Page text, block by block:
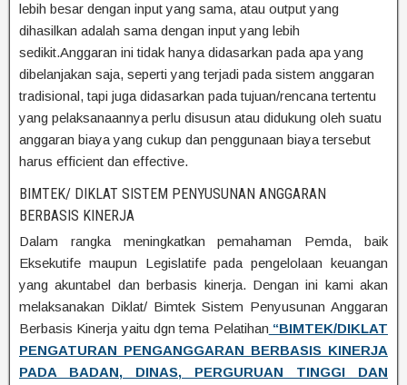
lebih besar dengan input yang sama, atau output yang
dihasilkan adalah sama dengan input yang lebih
sedikit.Anggaran ini tidak hanya didasarkan pada apa yang
dibelanjakan saja, seperti yang terjadi pada sistem anggaran
tradisional, tapi juga didasarkan pada tujuan/rencana tertentu
yang pelaksanaannya perlu disusun atau didukung oleh suatu
anggaran biaya yang cukup dan penggunaan biaya tersebut
harus efficient dan effective.
BIMTEK/ DIKLAT SISTEM PENYUSUNAN ANGGARAN
BERBASIS KINERJA
Dalam rangka meningkatkan pemahaman Pemda, baik
Eksekutife maupun Legislatife pada pengelolaan keuangan
yang akuntabel dan berbasis kinerja. Dengan ini kami akan
melaksanakan Diklat/ Bimtek Sistem Penyusunan Anggaran
Berbasis Kinerja yaitu dgn tema Pelatihan “BIMTEK/DIKLAT
PENGATURAN PENGANGGARAN BERBASIS KINERJA
PADA BADAN, DINAS, PERGURUAN TINGGI DAN